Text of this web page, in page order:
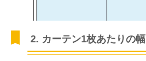
2. カーテン1枚あたりの